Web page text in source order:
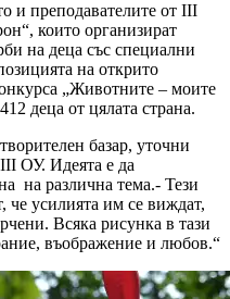
преподавателите от ІІІ
които организират
на деца със специални
на открито
„Животните – моите
деца от цялата страна.
базар, уточни
ОУ. Идеята е да
на различна тема.- Тези
че усилията им се виждат,
Всяка рисунка в тази
въображение и любов.“